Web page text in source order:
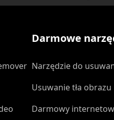
Darmowe
Narzędzie do
Usuwanie tła obrazu
Darmowy